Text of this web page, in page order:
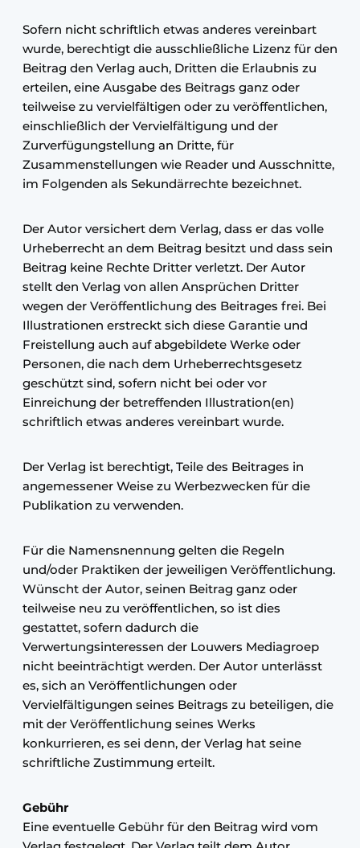
Sofern nicht schriftlich etwas anderes vereinbart
wurde, berechtigt die ausschließliche Lizenz für den
Beitrag den Verlag auch, Dritten die Erlaubnis zu
erteilen, eine Ausgabe des Beitrags ganz oder
teilweise zu vervielfältigen oder zu veröffentlichen,
einschließlich der Vervielfältigung und der
Zurverfügungstellung an Dritte, für
Zusammenstellungen wie Reader und Ausschnitte,
im Folgenden als Sekundärrechte bezeichnet.
Der Autor versichert dem Verlag, dass er das volle
Urheberrecht an dem Beitrag besitzt und dass sein
Beitrag keine Rechte Dritter verletzt. Der Autor
stellt den Verlag von allen Ansprüchen Dritter
wegen der Veröffentlichung des Beitrages frei. Bei
Illustrationen erstreckt sich diese Garantie und
Freistellung auch auf abgebildete Werke oder
Personen, die nach dem Urheberrechtsgesetz
geschützt sind, sofern nicht bei oder vor
Einreichung der betreffenden Illustration(en)
schriftlich etwas anderes vereinbart wurde.
Der Verlag ist berechtigt, Teile des Beitrages in
angemessener Weise zu Werbezwecken für die
Publikation zu verwenden.
Für die Namensnennung gelten die Regeln
und/oder Praktiken der jeweiligen Veröffentlichung.
Wünscht der Autor, seinen Beitrag ganz oder
teilweise neu zu veröffentlichen, so ist dies
gestattet, sofern dadurch die
Verwertungsinteressen der Louwers Mediagroep
nicht beeinträchtigt werden. Der Autor unterlässt
es, sich an Veröffentlichungen oder
Vervielfältigungen seines Beitrags zu beteiligen, die
mit der Veröffentlichung seines Werks
konkurrieren, es sei denn, der Verlag hat seine
schriftliche Zustimmung erteilt.
Gebühr
Eine eventuelle Gebühr für den Beitrag wird vom